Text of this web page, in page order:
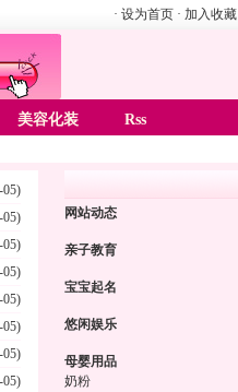
· 设为首页 · 加入收藏
美容化装 Rss
05)
05)
05)
05)
05)
05)
05)
05)
网站动态
亲子教育
宝宝起名
悠闲娱乐
母婴用品
奶粉